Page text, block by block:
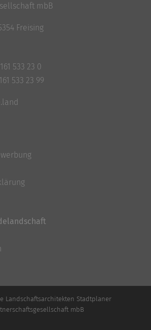
mbB
Freising
533 23 0
533 23 99
Landschaftsarchitekten Stadtplaner
mbB